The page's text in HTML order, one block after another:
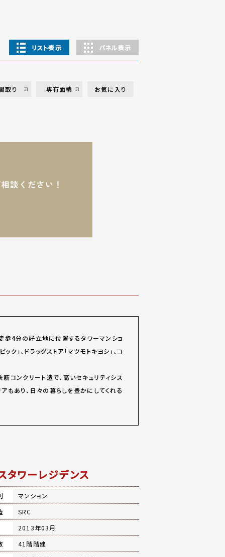
リスト表示 パネル表示
取り 専有面積 お気に入り
歩4分の好立地に位置するタワーマンショ
」、ドラッグストア「マツモトキヨシ」、コ
ンクリート造で、高いセキュリティシス
もあり、日々の暮らしを豊かにしてくれる
タワーレジデンス
マンション
SRC
2013年03月
41階階建